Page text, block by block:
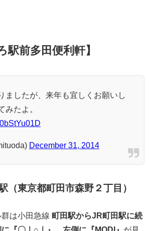
駅前多田便利軒】
ましたが、来年も宜しくお願いし
みたよ。
December 31, 2014
（東京都町田市森野２丁目）
は小田急線 町田駅からJR町田駅に続